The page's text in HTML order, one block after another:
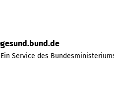
gesund.bund.de
Ein Service des